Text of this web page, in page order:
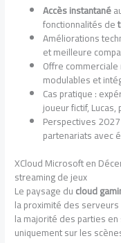
Accès instantané
fonctionnalités de
Améliorations
et meilleure
Offre
modulables et
Cas pratique :
joueur fictif,
Perspectives
partenariats avec
XCloud Microsoft en
streaming de jeux
Le paysage ducloud
la proximité des
la majorité des parties
uniquement sur les